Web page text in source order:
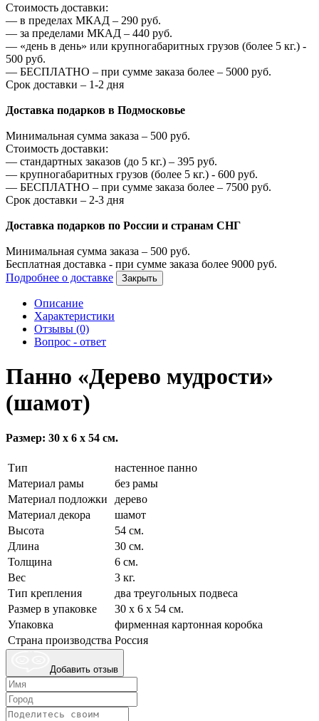
Стоимость доставки:
— в пределах МКАД – 290 руб.
— за пределами МКАД – 440 руб.
— «день в день» или крупногабаритных грузов (более 5 кг.) -
500 руб.
— БЕСПЛАТНО – при сумме заказа более – 5000 руб.
Срок доставки – 1-2 дня
Доставка подарков в Подмосковье
Минимальная сумма заказа – 500 руб.
Стоимость доставки:
— стандартных заказов (до 5 кг.) – 395 руб.
— крупногабаритных грузов (более 5 кг.) - 600 руб.
— БЕСПЛАТНО – при сумме заказа более – 7500 руб.
Срок доставки – 2-3 дня
Доставка подарков по России и странам СНГ
Минимальная сумма заказа – 500 руб.
Бесплатная доставка - при сумме заказа более 9000 руб.
Подробнее о доставке
Закрыть
Описание
Характеристики
Отзывы (0)
Вопрос - ответ
Панно «Дерево мудрости»
(шамот)
Размер: 30 х 6 х 54 см.
Тип
настенное панно
Материал рамы
без рамы
Материал подложки
дерево
Материал декора
шамот
Высота
54 см.
Длина
30 см.
Толщина
6 см.
Вес
3 кг.
Тип крепления
два треугольных подвеса
Размер в упаковке
30 х 6 х 54 см.
Упаковка
фирменная картонная коробка
Страна производства Россия
Добавить отзыв